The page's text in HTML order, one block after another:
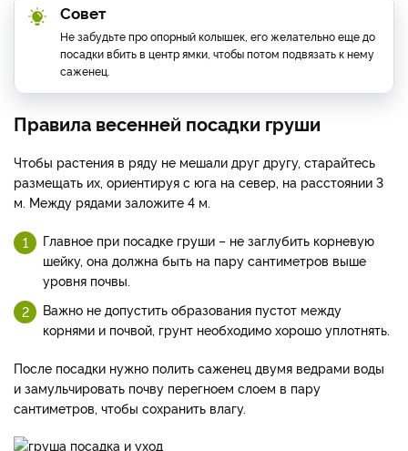
Совет
Не забудьте про опорный колышек, его желательно еще до
посадки вбить в центр ямки, чтобы потом подвязать к нему
саженец.
Правила весенней посадки груши
Чтобы растения в ряду не мешали друг другу, старайтесь
размещать их, ориентируя с юга на север, на расстоянии 3
м. Между рядами заложите 4 м.
Главное при посадке груши – не заглубить корневую
шейку, она должна быть на пару сантиметров выше
уровня почвы.
Важно не допустить образования пустот между
корнями и почвой, грунт необходимо хорошо уплотнять.
После посадки нужно полить саженец двумя ведрами воды
и замульчировать почву перегноем слоем в пару
сантиметров, чтобы сохранить влагу.